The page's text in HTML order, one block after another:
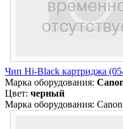
Чип Hi-Black картриджа
Марка оборудования:
Цвет: черный
Марка оборудования: